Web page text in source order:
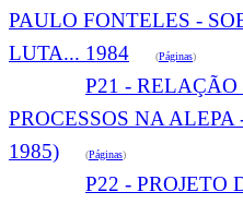
PAULO FONTELES -
LUTA... 1984 (Páginas)
P21 -
PROCESSOS NA
1985) (Páginas)
P22 - PROJETO